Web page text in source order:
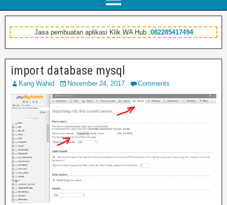
Jasa pembuatan aplikasi Klik WA Hub :082285417494
import database mysql
Kang Wahid November 24, 2017 Comments